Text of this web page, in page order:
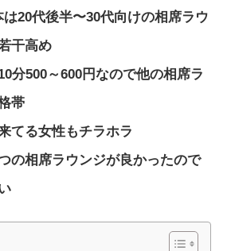
20代後半〜30代向けの相席ラウ
干高め
分500～600円なので他の相席ラ
帯
てる女性もチラホラ
の相席ラウンジが良かったので